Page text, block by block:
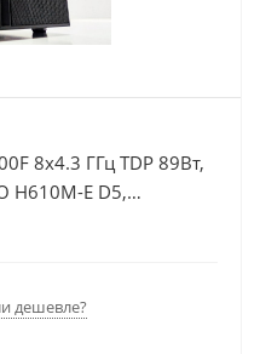
8x4.3 ГГц TDP 89Вт,
H610M-E D5,
DDR5 32Gb,
дешевле?